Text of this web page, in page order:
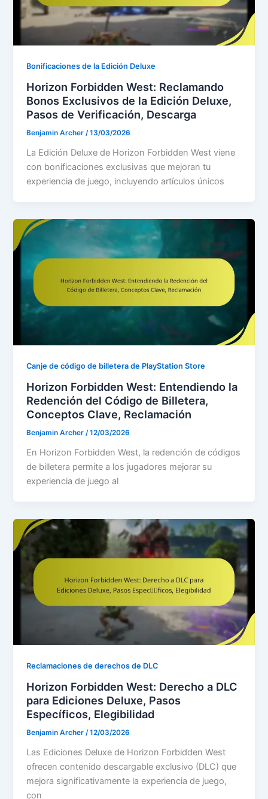
Bonificaciones de la Edición Deluxe
Horizon Forbidden West: Reclamando
Bonos Exclusivos de la Edición Deluxe,
Pasos de Verificación, Descarga
Benjamin Archer/13/03/2026
La Edición Deluxe de Horizon Forbidden West viene
con bonificaciones exclusivas que mejoran tu
experiencia de juego, incluyendo artículos únicos
Canje de código de billetera de PlayStation Store
Horizon Forbidden West: Entendiendo la
Redención del Código de Billetera,
Conceptos Clave, Reclamación
Benjamin Archer /12/03/2026
En Horizon Forbidden West, la redención de códigos
de billetera permite a los jugadores mejorar su
experiencia de juego al
Reclamaciones de derechos de DLC
Horizon Forbidden West: Derecho a DLC
para Ediciones Deluxe, Pasos
Específicos, Elegibilidad
Benjamin Archer /12/03/2026
Las Ediciones Deluxe de Horizon Forbidden West
ofrecen contenido descargable exclusivo (DLC) que
mejora significativamente la experiencia de juego,
con